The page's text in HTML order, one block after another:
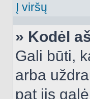
Į viršų
» Kodėl
Gali būti,
arba
pat jis